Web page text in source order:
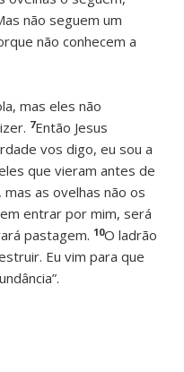
não seguem um
não conhecem a
mas eles não
7Então Jesus
vos digo, eu sou a
que vieram antes de
as ovelhas não os
entrar por mim, será
pastagem. 10O ladrão
Eu vim para que